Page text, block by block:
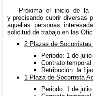
Fri Jun
02
00:00:00
CEST
2017
02
Próxima el inicio de la
y precisando cubrir diversas
aquellas personas
solicitud de trabajo en las
2 Plazas de
Periodo: 1 de
Contrato
Retribución: la
1 Plaza de Socorrista
Periodo: 1 de